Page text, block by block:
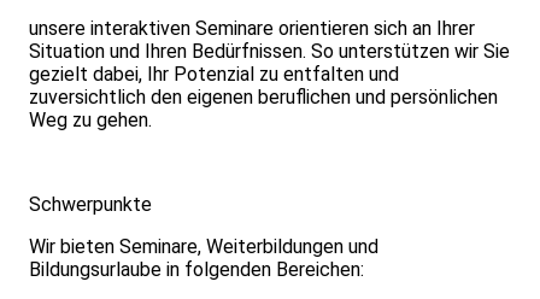
unsere interaktiven Seminare orientieren sich an Ihrer
Situation und Ihren Bedürfnissen. So unterstützen wir Sie
gezielt dabei, Ihr Potenzial zu entfalten und
zuversichtlich den eigenen beruflichen und persönlichen
Weg zu gehen.
Schwerpunkte
Wir bieten Seminare, Weiterbildungen und
Bildungsurlaube in folgenden Bereichen: